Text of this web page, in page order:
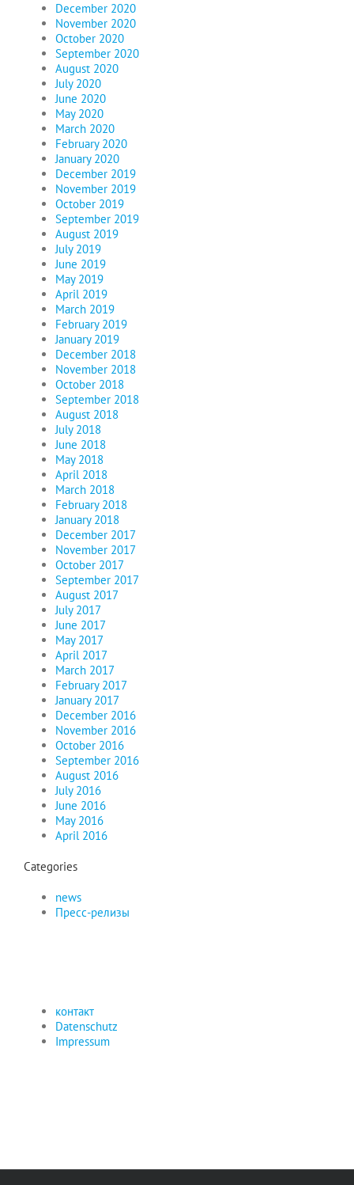
December 2020
November 2020
October 2020
September 2020
August 2020
July 2020
June 2020
May 2020
March 2020
February 2020
January 2020
December 2019
November 2019
October 2019
September 2019
August 2019
July 2019
June 2019
May 2019
April 2019
March 2019
February 2019
January 2019
December 2018
November 2018
October 2018
September 2018
August 2018
July 2018
June 2018
May 2018
April 2018
March 2018
February 2018
January 2018
December 2017
November 2017
October 2017
September 2017
August 2017
July 2017
June 2017
May 2017
April 2017
March 2017
February 2017
January 2017
December 2016
November 2016
October 2016
September 2016
August 2016
July 2016
June 2016
May 2016
April 2016
Categories
news
Пресс-релизы
контакт
Datenschutz
Impressum